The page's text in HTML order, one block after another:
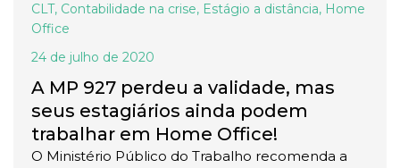
CLT, Contabilidade na crise, Estágio a distância, Home
Office
24 de julho de 2020
A MP 927 perdeu a validade, mas
seus estagiários ainda podem
trabalhar em Home Office!
O Ministério Público do Trabalho recomenda a